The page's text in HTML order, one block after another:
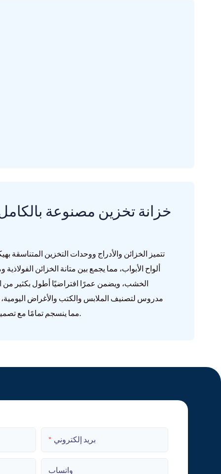
تتميز الخزائن والأدراج ووحدات التخزين
ألواح الأبواب، مما يجمع بين متانة الخزائن
الخشب، ويضمن عمرًا افتراضيًا أطول بكثير
مدروس لتصنيف الملابس والكتب والأغراض
مما ينسجم تمامًا مع تصميم إطار السرير، ويضفي مظهرًا جماليًا متناسقًا.
بريد إلكتروني
واتساب